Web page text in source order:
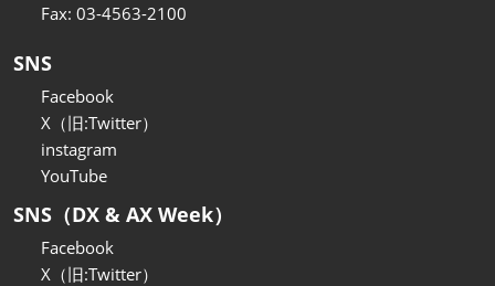
Fax: 03-4563-2100
SNS
Facebook
X（旧:Twitter）
instagram
YouTube
SNS（DX & AX Week）
Facebook
X（旧:Twitter）